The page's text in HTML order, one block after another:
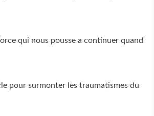
qui nous pousse a continuer quand
pour surmonter les traumatismes du